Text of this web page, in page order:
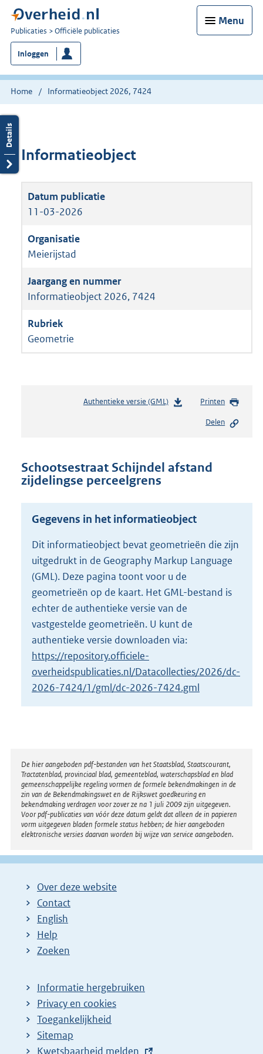
Menu
U
bent
nu
hier:
Publicaties Officiële publicaties
Inloggen
Home Informatieobject 2026, 7424
Informatieobject
11-03-2026
Meierijstad
Informatieobject 2026, 7424
Geometrie
Authentieke versie (GML)b
n
o
t
t
e
:
2
K
b
Printen
Delen
Schootsestraat Schijndel afstand
zijdelingse perceelgrens
Gegevens in het informatieobject
Dit informatieobject bevat geometrieën die zijn
uitgedrukt in de Geography Markup Language
(GML). Deze pagina toont voor u de
geometrieën op de kaart. Het GML-bestand is
echter de authentieke versie van de
vastgestelde geometrieën. U kunt de
authentieke versie downloaden via:
https://repository.officiele-
overheidspublicaties.nl/Datacollecties/2026/dc-
2026-7424/1/gml/dc-2026-7424.gml
Disclaimer
De hier aangeboden pdf-bestanden van het Staatsblad, Staatscourant,
Tractatenblad, provinciaal blad, gemeenteblad, waterschapsblad en blad
gemeenschappelijke regeling vormen de formele bekendmakingen in de
zin van de Bekendmakingswet en de Rijkswet goedkeuring en
bekendmaking verdragen voor zover ze na 1 juli 2009 zijn uitgegeven.
Voor pdf-publicaties van vóór deze datum geldt dat alleen de in papieren
vorm uitgegeven bladen formele status hebben; de hier aangeboden
elektronische versies daarvan worden bij wijze van service aangeboden.
Over deze website
Contact
English
Help
Zoeken
Informatie hergebruiken
Privacy en cookies
Toegankelijkheid
Sitemap
E
Kwetsbaarheid melden